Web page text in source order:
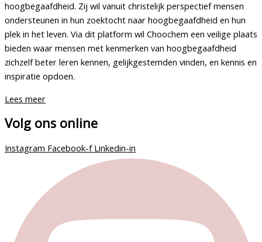
hoogbegaafdheid. Zij wil vanuit christelijk perspectief mensen
ondersteunen in hun zoektocht naar hoogbegaafdheid en hun
plek in het leven. Via dit platform wil Choochem een veilige plaats
bieden waar mensen met kenmerken van hoogbegaafdheid
zichzelf beter leren kennen, gelijkgestemden vinden, en kennis en
inspiratie opdoen.
Lees meer
Volg ons online
Instagram Facebook-f Linkedin-in